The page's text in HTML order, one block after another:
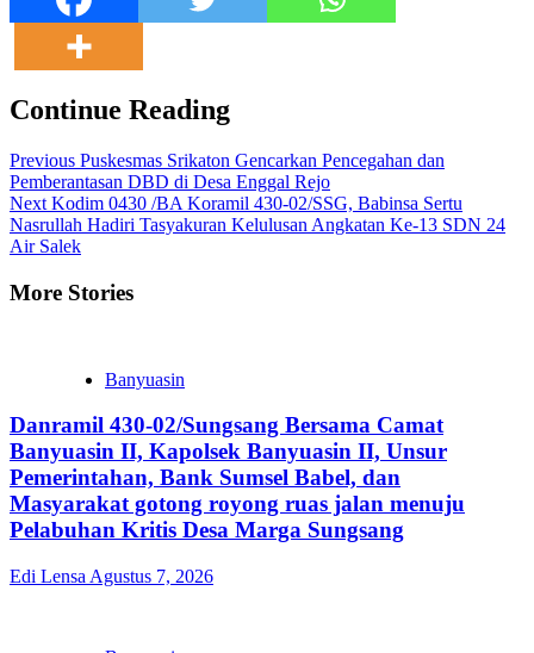
Continue Reading
Previous Puskesmas Srikaton Gencarkan Pencegahan dan
Pemberantasan DBD di Desa Enggal Rejo
Next Kodim 0430 /BA Koramil 430-02/SSG, Babinsa Sertu
Nasrullah Hadiri Tasyakuran Kelulusan Angkatan Ke-13 SDN 24
Air Salek
More Stories
Banyuasin
Danramil 430-02/Sungsang Bersama Camat
Banyuasin II, Kapolsek Banyuasin II, Unsur
Pemerintahan, Bank Sumsel Babel, dan
Masyarakat gotong royong ruas jalan menuju
Pelabuhan Kritis Desa Marga Sungsang
Edi Lensa Agustus 7, 2026